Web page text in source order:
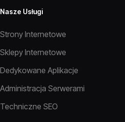
Nasze Usługi
Strony Internetowe
Sklepy Internetowe
Dedykowane Aplikacje
Administracja Serwerami
Techniczne SEO